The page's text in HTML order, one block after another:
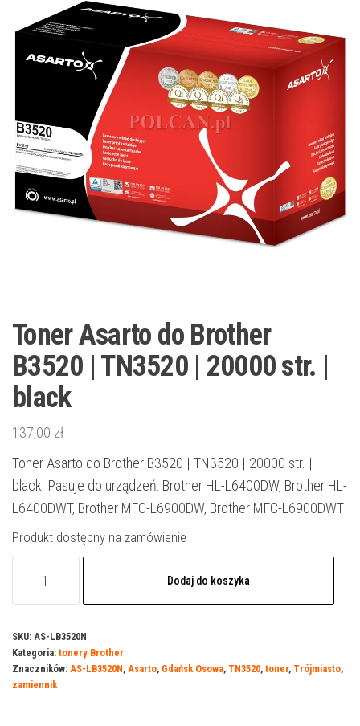
Toner Asarto do Brother
B3520 | TN3520 | 20000 str. |
black
137,00 zł
Toner Asarto do Brother B3520 | TN3520 | 20000 str. |
black. Pasuje do urządzeń: Brother HL-L6400DW, Brother HL-
L6400DWT, Brother MFC-L6900DW, Brother MFC-L6900DWT
Produkt dostępny na zamówienie
do
Brother
B3520
Dodaj do koszyka
SKU: AS-LB3520N
Kategoria: tonery Brother
Znaczników: AS-LB3520N, Asarto, Gdańsk Osowa, TN3520, toner, Trójmiasto,
zamiennik